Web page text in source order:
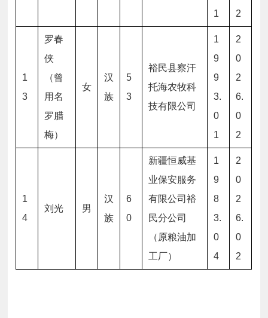
1
2
1
3
罗春
侠
（曾
用名
罗腊
梅）
女
汉
族
5
3
裕民县察汗
托海农牧科
技有限公司
1
9
9
3.
0
1
2
0
2
6.
0
2
1
4
刘光 男
汉
族
6
0
新疆恒威基
业保安服务
有限公司裕
民分公司
（原粮油加
工厂）
1
9
8
3.
0
4
2
0
2
6.
0
2